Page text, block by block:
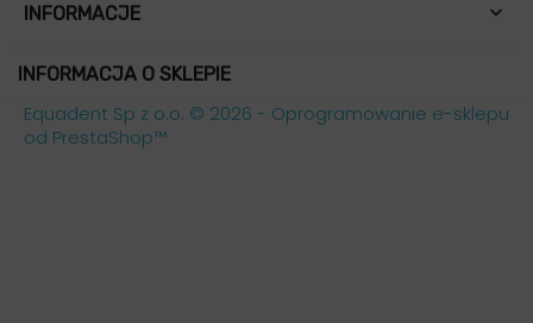
INFORMACJE 
INFORMACJA O SKLEPIE
Equadent Sp z o.o. © 2026 - Oprogramowanie e-sklepu
od PrestaShop™